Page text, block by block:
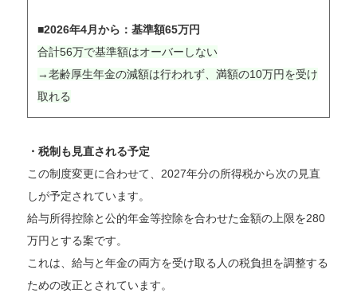
■2026年4月から：基準額65万円
合計56万で基準額はオーバーしない
→老齢厚生年金の減額は行われず、満額の10万円を受け
取れる
・税制も見直される予定
この制度変更に合わせて、2027年分の所得税から次の見直
しが予定されています。
給与所得控除と公的年金等控除を合わせた金額の上限を280
万円とする案です。
これは、給与と年金の両方を受け取る人の税負担を調整する
ための改正とされています。